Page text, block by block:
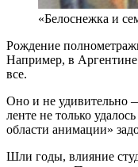
«Белоснежка и
Рождение
Например, в Аргентине
все.
Оно и не удивительно
ленте не только
области анимации»
Шли годы, влияние